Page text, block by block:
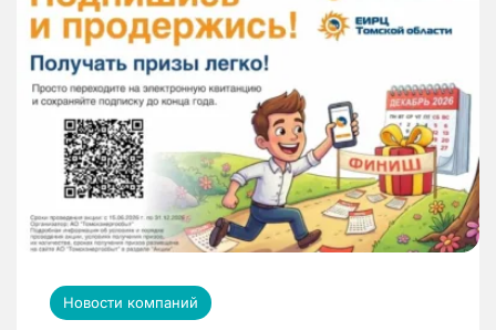
Новости компаний